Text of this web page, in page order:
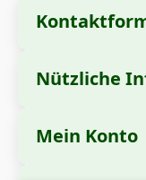
Firmenname:
S.R.L.
Nützliche
Mein Konto